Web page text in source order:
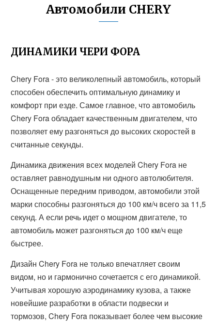
Автомобили CHERY
ДИНАМИКИ ЧЕРИ ФОРА
Chery Fora - это великолепный автомобиль, который
способен обеспечить оптимальную динамику и
комфорт при езде. Самое главное, что автомобиль
Chery Fora обладает качественным двигателем, что
позволяет ему разгоняться до высоких скоростей в
считанные секунды.
Динамика движения всех моделей Chery Fora не
оставляет равнодушным ни одного автолюбителя.
Оснащенные передним приводом, автомобили этой
марки способны разгоняться до 100 км/ч всего за 11,5
секунд. А если речь идет о мощном двигателе, то
автомобиль может разгоняться до 100 км/ч еще
быстрее.
Дизайн Chery Fora не только впечатляет своим
видом, но и гармонично сочетается с его динамикой.
Учитывая хорошую аэродинамику кузова, а также
новейшие разработки в области подвески и
тормозов, Chery Fora показывает более чем высокие